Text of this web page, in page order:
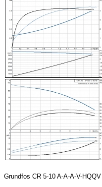
Grundfos CR 5-10 A-A-A-V-HQQV